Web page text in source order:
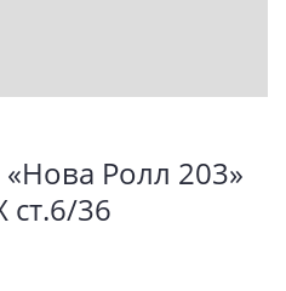
Ролл 203»
ст.6/36